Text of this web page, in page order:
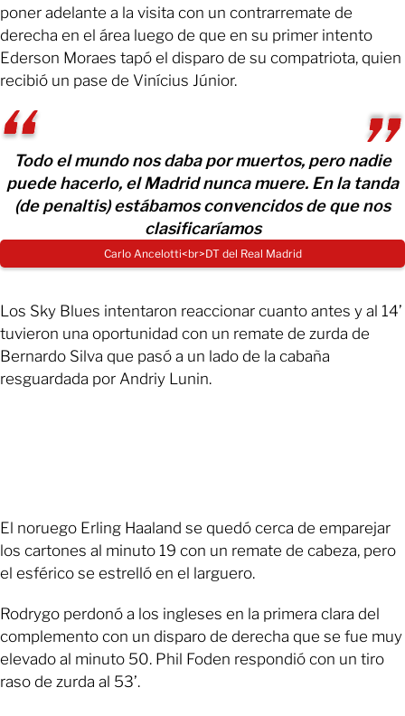
poner adelante a la visita con un contrarremate de
derecha en el área luego de que en su primer intento
Ederson Moraes tapó el disparo de su compatriota, quien
recibió un pase de Vinícius Júnior.
Todo el mundo nos daba por muertos, pero nadie
puede hacerlo, el Madrid nunca muere. En la tanda
(de penaltis) estábamos convencidos de que nos
clasificaríamos
Carlo Ancelotti<br>DT del Real Madrid
Los Sky Blues intentaron reaccionar cuanto antes y al 14’
tuvieron una oportunidad con un remate de zurda de
Bernardo Silva que pasó a un lado de la cabaña
resguardada por Andriy Lunin.
El noruego Erling Haaland se quedó cerca de emparejar
los cartones al minuto 19 con un remate de cabeza, pero
el esférico se estrelló en el larguero.
Rodrygo perdonó a los ingleses en la primera clara del
complemento con un disparo de derecha que se fue muy
elevado al minuto 50. Phil Foden respondió con un tiro
raso de zurda al 53’.